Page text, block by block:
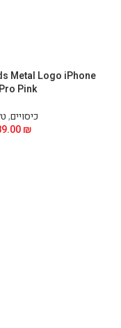
Metal Logo iPhone
Pink
כיסויים,
₪